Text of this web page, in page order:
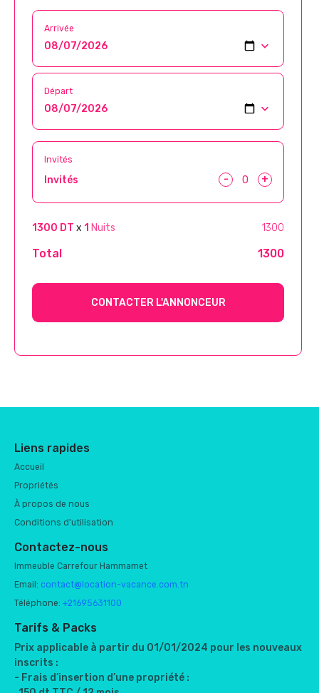
Arrivée
Départ
Invités
Invités - +
1300 DT x 1 Nuits 1300
Total 1300
CONTACTER L'ANNONCEUR
Liens rapides
Accueil
Propriétés
À propos de nous
Conditions d'utilisation
Contactez-nous
Immeuble Carrefour Hammamet
Email: contact@location-vacance.com.tn
Téléphone: +21695631100
Tarifs & Packs
Prix applicable à partir du 01/01/2024 pour les nouveaux
inscrits :
- Frais d’insertion d’une propriété :